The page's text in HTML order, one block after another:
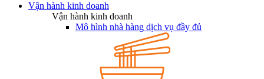
Vận hành kinh doanh
Vận hành kinh doanh
Mô hình nhà hàng dịch vụ đầy đủ